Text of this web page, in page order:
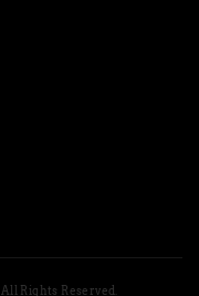
. All Rights Reserved.